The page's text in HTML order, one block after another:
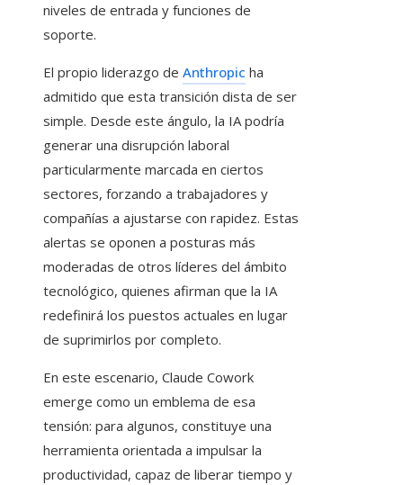
niveles de entrada y funciones de
soporte.
El propio liderazgo de Anthropic ha
admitido que esta transición dista de ser
simple. Desde este ángulo, la IA podría
generar una disrupción laboral
particularmente marcada en ciertos
sectores, forzando a trabajadores y
compañías a ajustarse con rapidez. Estas
alertas se oponen a posturas más
moderadas de otros líderes del ámbito
tecnológico, quienes afirman que la IA
redefinirá los puestos actuales en lugar
de suprimirlos por completo.
En este escenario, Claude Cowork
emerge como un emblema de esa
tensión: para algunos, constituye una
herramienta orientada a impulsar la
productividad, capaz de liberar tiempo y